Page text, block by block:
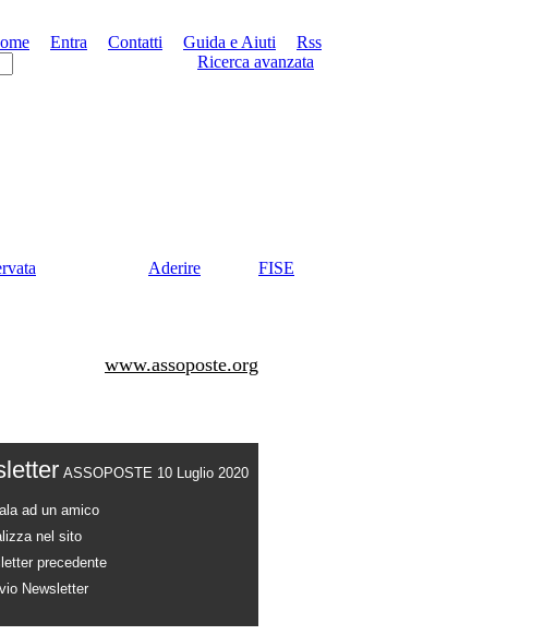
Entra Contatti Guida e Aiuti
Rss
Ricerca avanzata
Aderire FISE
www.assoposte.org
ASSOPOSTE 10 Luglio 2020
ad un amico
nel sito
precedente
Newsletter